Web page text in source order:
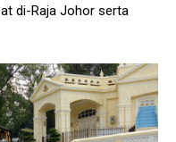
di-Raja Johor serta